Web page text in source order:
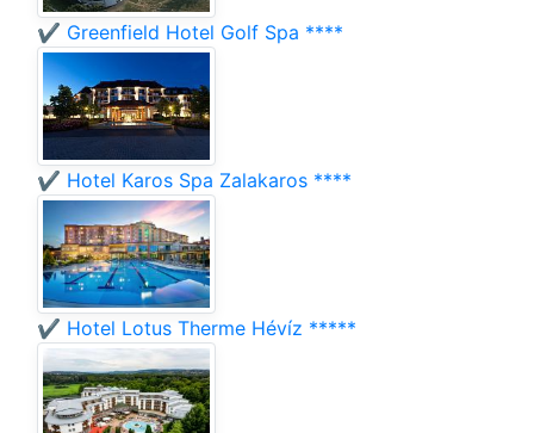
✔️ Greenfield Hotel Golf Spa ****
✔️ Hotel Karos Spa Zalakaros ****
✔️ Hotel Lotus Therme Hévíz *****